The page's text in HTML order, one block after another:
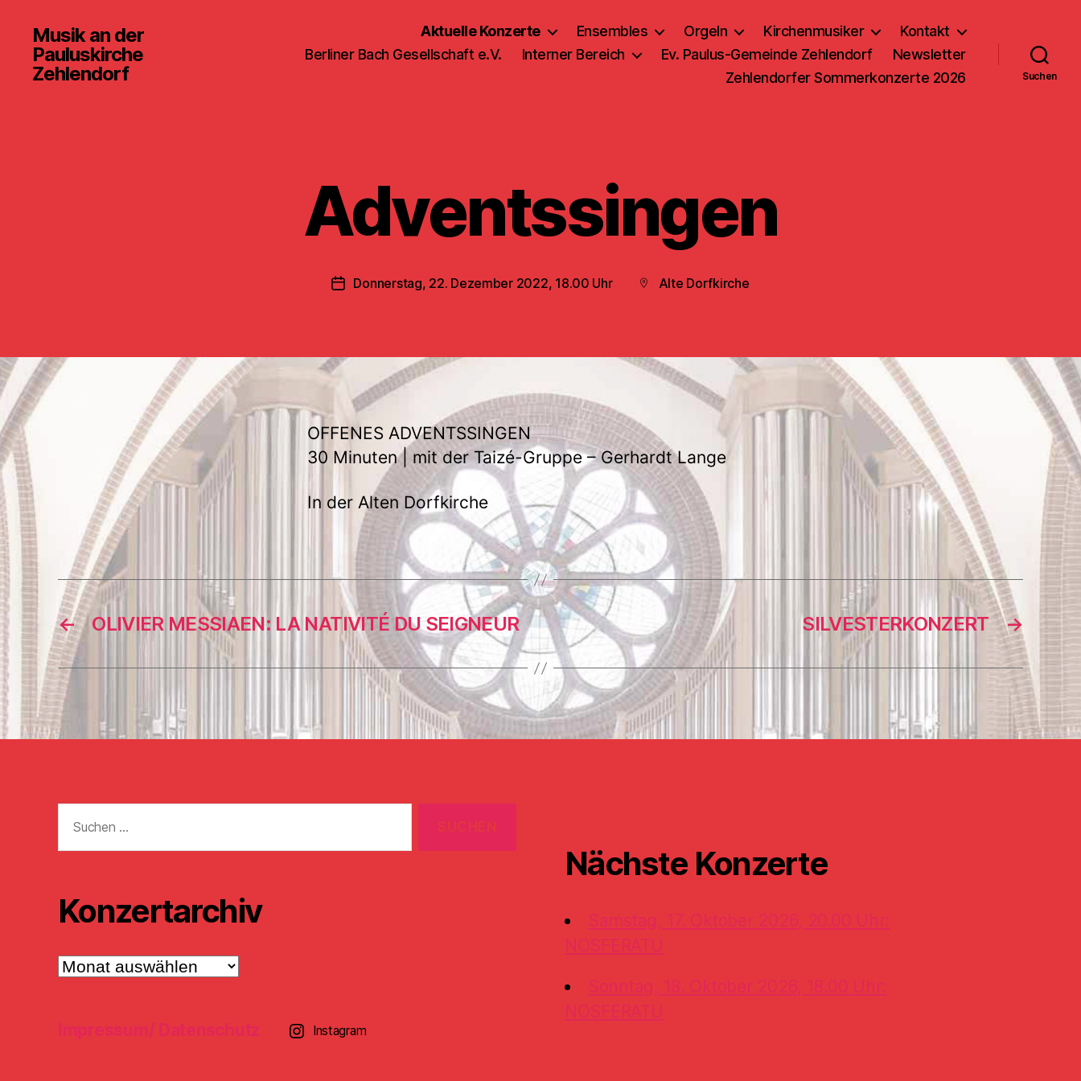
Musik an der
Pauluskirche
Zehlendorf
Aktuelle Konzerte Ensembles Orgeln Kirchenmusiker
Kontakt
Berliner Bach Gesellschaft e.V.
Interner Bereich Ev. Paulus-Gemeinde Zehlendorf
Newsletter
Zehlendorfer Sommerkonzerte 2026
Suchen
Adventssingen
Veröffentlichungsdatum
Donnerstag, 22. Dezember 2022, 18.00 Uhr Beitragsort
Alte Dorfkirche
OFFENES ADVENTSSINGEN
30 Minuten | mit der Taizé-Gruppe – Gerhardt Lange
In der Alten Dorfkirche
← OLIVIER MESSIAEN: LA NATIVITÉ DU SEIGNEUR →
SILVESTERKONZERT
nach:
Konzertarchiv
Konzertarchiv
Impressum/ Datenschutz Instagram
Nächste Konzerte
Samstag, 17. Oktober 2026, 20.00 Uhr:
NOSFERATU
Sonntag, 18. Oktober 2026, 18.00 Uhr:
NOSFERATU